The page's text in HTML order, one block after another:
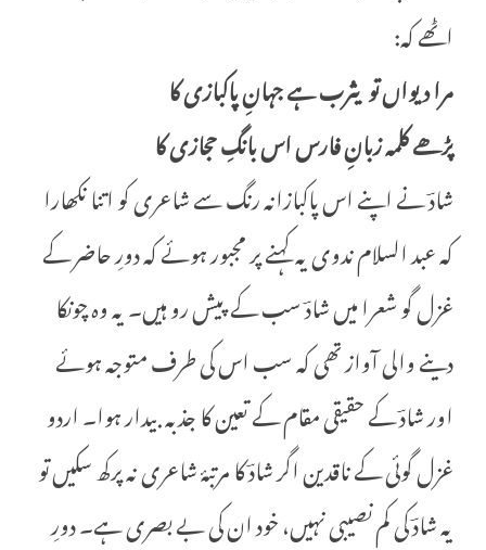
اٹھے کہ:
مرا دیواں تو یثرب ہے جہانِ پاکبازی کا
پڑھے کلمہ زبانِ فارس اس بانگِ حجازی کا
شادؔ نے اپنے اس پاکبازانہ رنگ سے شاعری کو اتنا نکھارا
کہ عبد السلام ندوی یہ کہنے پر مجبور ہوئے کہ دورِ حاضر کے
غزل گو شعرا میں شادؔ سب کے پیش رو ہیں۔ یہ وہ چونکا
دینے والی آواز تھی کہ سب اس کی طرف متوجہ ہوئے
اور شادؔ کے حقیقی مقام کے تعین کا جذبہ بیدار ہوا۔ اردو
غزل گوئی کے ناقدین اگر شادؔ کا مرتبۂ شاعری نہ پرکھ سکیں تو
یہ شادؔ کی کم نصیبی نہیں، خود ان کی بے بصری ہے۔ دورِ